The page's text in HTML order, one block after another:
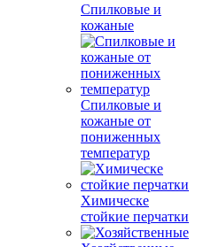
Спилковые и
кожаные
Спилковые и
кожаные от
пониженных
температур
Химическе
стойкие перчатки